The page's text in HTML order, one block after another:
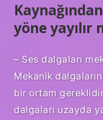
yöne yayılır
– Ses dalgaları
Mekanik
bir ortam
dalgaları uzayda